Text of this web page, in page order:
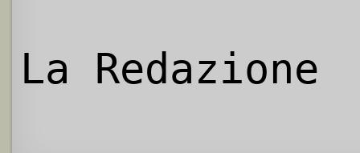
La Redazione